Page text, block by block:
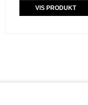
VIS PRODUKT